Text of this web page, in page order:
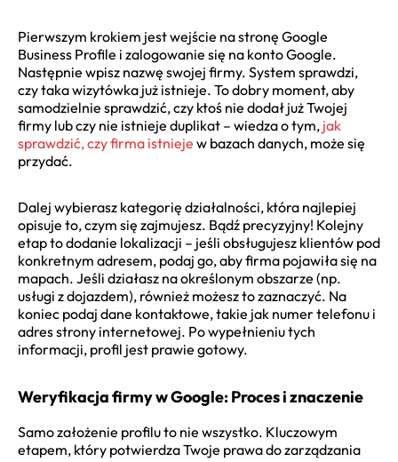
Pierwszym krokiem jest wejście na stronę Google
Business Profile i zalogowanie się na konto Google.
Następnie wpisz nazwę swojej firmy. System sprawdzi,
czy taka wizytówka już istnieje. To dobry moment, aby
samodzielnie sprawdzić, czy ktoś nie dodał już Twojej
firmy lub czy nie istnieje duplikat – wiedza o tym, jak
sprawdzić, czy firma istnieje w bazach danych, może się
przydać.
Dalej wybierasz kategorię działalności, która najlepiej
opisuje to, czym się zajmujesz. Bądź precyzyjny! Kolejny
etap to dodanie lokalizacji – jeśli obsługujesz klientów pod
konkretnym adresem, podaj go, aby firma pojawiła się na
mapach. Jeśli działasz na określonym obszarze (np.
usługi z dojazdem), również możesz to zaznaczyć. Na
koniec podaj dane kontaktowe, takie jak numer telefonu i
adres strony internetowej. Po wypełnieniu tych
informacji, profil jest prawie gotowy.
Weryfikacja firmy w Google: Proces i znaczenie
Samo założenie profilu to nie wszystko. Kluczowym
etapem, który potwierdza Twoje prawa do zarządzania